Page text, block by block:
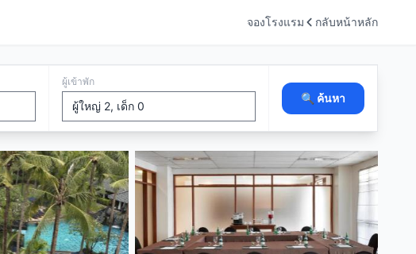
จองโรงแรม กลับหน้าหลัก
ผู้เข้าพัก
🔍 ค้นหา